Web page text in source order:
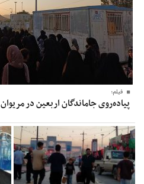
فیلم؛
پیاده‌روی جاماندگان اربعین در مریوان